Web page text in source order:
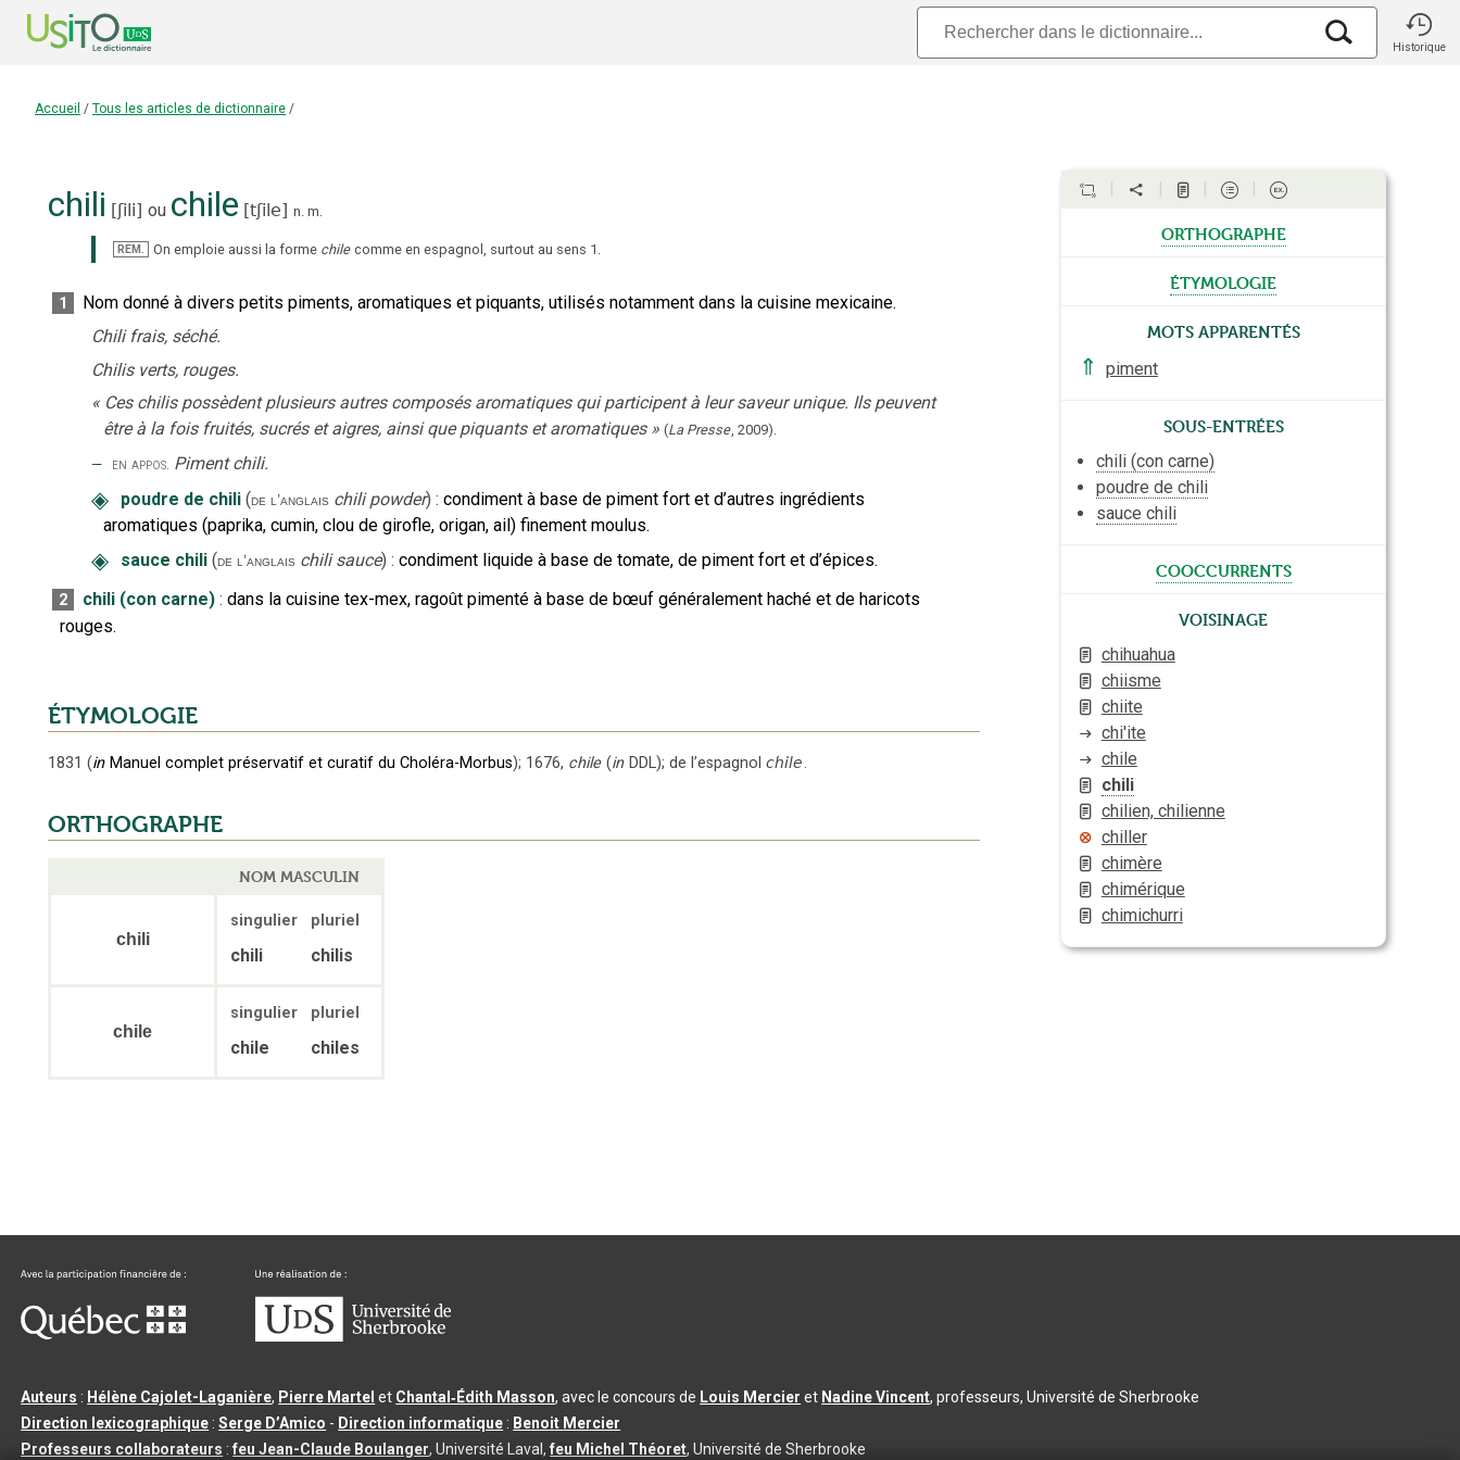
Historique
Accueil / Tous les articles de dictionnaire /
chili [ʃili] ou chile [tʃile] n. m.
REM. On emploie aussi la forme chile comme en espagnol, surtout au sens 1.
1
Nom donné à divers petits piments, aromatiques et piquants, utilisés notamment dans la cuisine mexicaine.
Chili frais, séché.
Chilis verts, rouges.
« Ces chilis possèdent plusieurs autres composés aromatiques qui participent à leur saveur unique. Ils peuvent
être à la fois fruités, sucrés et aigres, ainsi que piquants et aromatiques » (La Presse, 2009).
‒ en appos. Piment chili.
◈ poudre de chili (de l’anglais chili powder) : condiment à base de piment fort et d’autres ingrédients
aromatiques (paprika, cumin, clou de girofle, origan, ail) finement moulus.
◈ sauce chili (de l’anglais chili sauce) : condiment liquide à base de tomate, de piment fort et d’épices.
2 chili (con carne) : dans la cuisine tex-mex, ragoût pimenté à base de bœuf généralement haché et de haricots
rouges.
ÉTYMOLOGIE
1831 (in Manuel complet préservatif et curatif du Choléra-Morbus); 1676, chile (in DDL); de l’espagnol chile.
ORTHOGRAPHE
NOM MASCULIN
chili
singulier pluriel
chili chilis
chile
singulier pluriel
chile chiles
orthographe
étymologie
Mots apparentés
⇑
piment
Sous-entrées
chili (con carne)
poudre de chili
sauce chili
cooccurrents
Voisinage
chihuahua
chiisme
chiite
chi'ite
chile
chili
chilien, chilienne
chiller
chimère
chimérique
chimichurri
Auteurs : Hélène Cajolet-Laganière, Pierre Martel et Chantal‑Édith Masson, avec le concours de Louis Mercier et Nadine Vincent, professeurs, Université de Sherbrooke
Direction lexicographique :Serge D’Amico - Direction informatique : Benoit Mercier
Professeurs collaborateurs :feu Jean-Claude Boulanger, Université Laval,feu Michel Théoret, Université de Sherbrooke